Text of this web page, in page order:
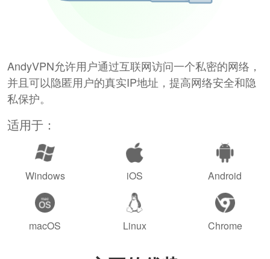
AndyVPN允许用户通过互联网访问一个私密的网络，
并且可以隐匿用户的真实IP地址，提高网络安全和隐
私保护。
适用于：
Windows iOS Android
macOS Linux Chrome